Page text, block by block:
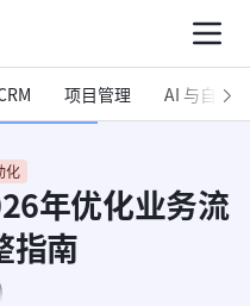
项目管理 AI 与自动化
化
年优化业务流
指南